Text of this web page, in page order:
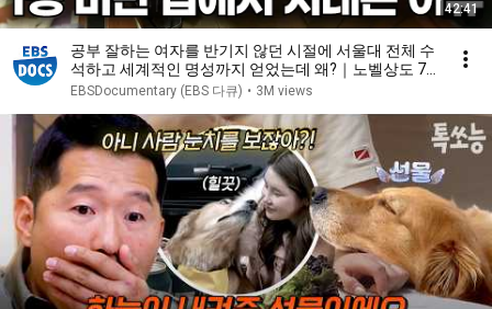
42:41
공부 잘하는 여자를 반기지 않던 시절에 서울대 전체 수
석하고 세계적인 명성까지 얻었는데 왜?｜노벨상도 7
성급 호텔도 부럽지 않은 어느 학자의 품격｜여백서원
EBSDocumentary (EBS 다큐) • 3M views